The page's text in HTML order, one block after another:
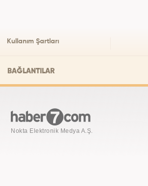
Kullanım Şartları
BAĞLANTILAR
Nokta Elektronik Medya A.Ş.